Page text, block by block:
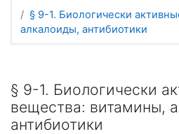
§ 9-1. Биологически
алкалоиды, антибиотики
§ 9-1. Биологически
вещества: витамины,
антибиотики